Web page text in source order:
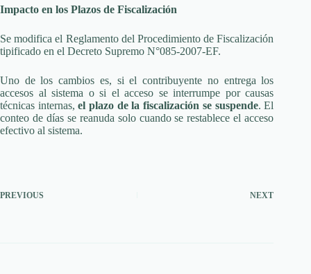
Impacto en los Plazos de Fiscalización
Se modifica el Reglamento del Procedimiento de Fiscalización
tipificado en el Decreto Supremo N°085-2007-EF.
Uno de los cambios es, si el contribuyente no entrega los
accesos al sistema o si el acceso se interrumpe por causas
técnicas internas,el plazo de la fiscalización se suspende. El
conteo de días se reanuda solo cuando se restablece el acceso
efectivo al sistema.
PREVIOUS NEXT